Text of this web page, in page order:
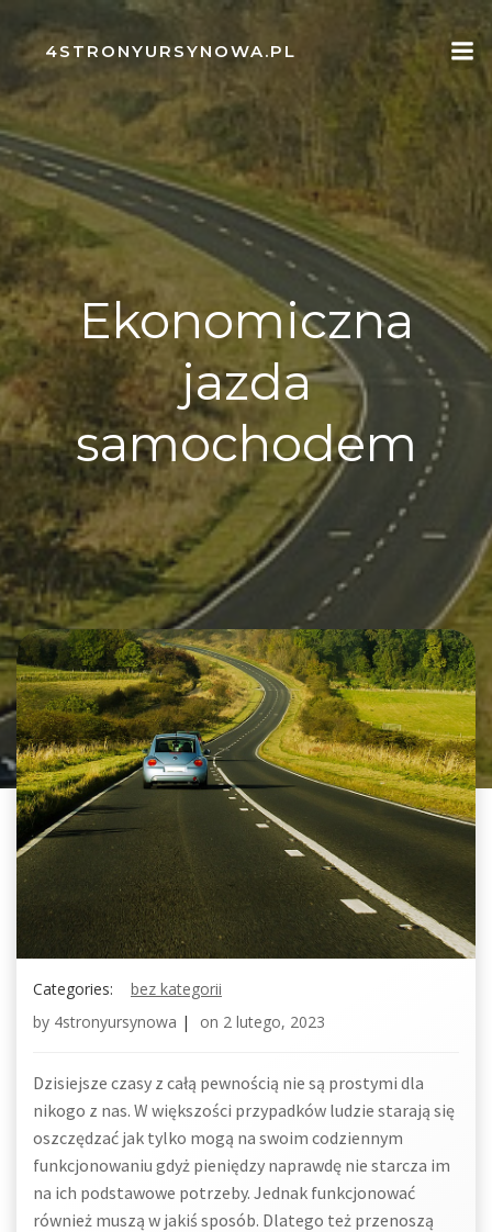
Skip
content
4STRONYURSYNOWA.PL
Ekonomiczna
jazda
samochodem
Categories:
bez kategorii
by 4stronyursynowa | on 2 lutego, 2023
Dzisiejsze czasy z całą pewnością nie są prostymi dla
nikogo z nas. W większości przypadków ludzie starają się
oszczędzać jak tylko mogą na swoim codziennym
funkcjonowaniu gdyż pieniędzy naprawdę nie starcza im
na ich podstawowe potrzeby. Jednak funkcjonować
również muszą w jakiś sposób. Dlatego też przenoszą